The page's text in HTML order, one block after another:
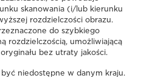
skanowania (i/lub kierunku
rozdzielczości obrazu.
do szybkiego
rozdzielczością, umożliwiającą
bez utraty jakości.
niedostępne w danym kraju.